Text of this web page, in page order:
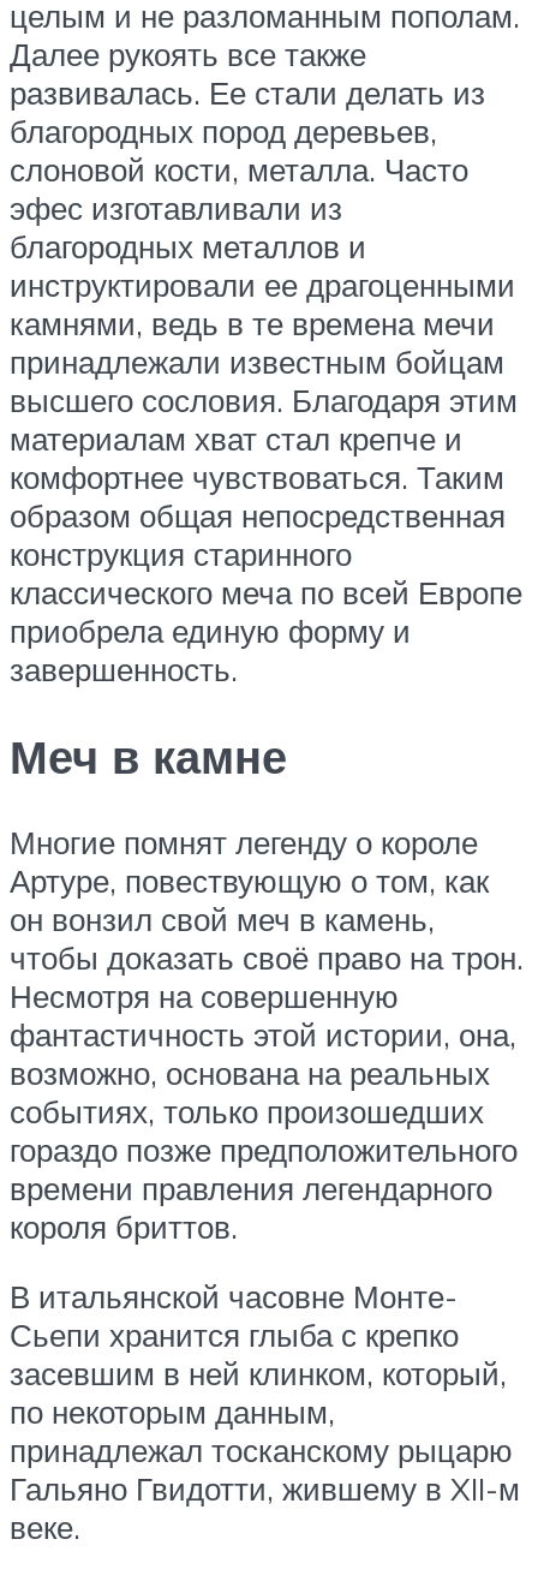
целым и не разломанным пополам.
Далее рукоять все также
развивалась. Ее стали делать из
благородных пород деревьев,
слоновой кости, металла. Часто
эфес изготавливали из
благородных металлов и
инструктировали ее драгоценными
камнями, ведь в те времена мечи
принадлежали известным бойцам
высшего сословия. Благодаря этим
материалам хват стал крепче и
комфортнее чувствоваться. Таким
образом общая непосредственная
конструкция старинного
классического меча по всей Европе
приобрела единую форму и
завершенность.
Меч в камне
Многие помнят легенду о короле
Артуре, повествующую о том, как
он вонзил свой меч в камень,
чтобы доказать своё право на трон.
Несмотря на совершенную
фантастичность этой истории, она,
возможно, основана на реальных
событиях, только произошедших
гораздо позже предположительного
времени правления легендарного
короля бриттов.
В итальянской часовне Монте-
Сьепи хранится глыба с крепко
засевшим в ней клинком, который,
по некоторым данным,
принадлежал тосканскому рыцарю
Гальяно Гвидотти, жившему в XII-м
веке.